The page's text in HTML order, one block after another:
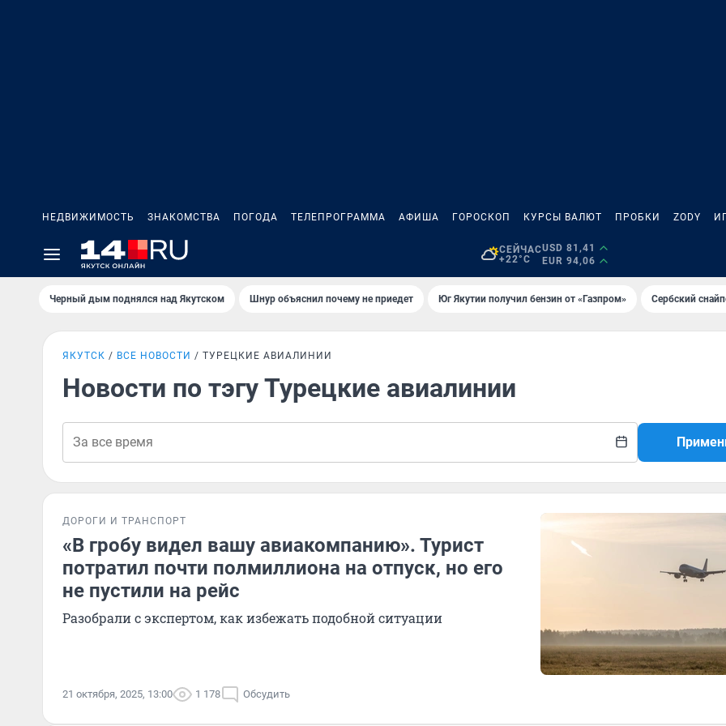
НЕДВИЖИМОСТЬ ЗНАКОМСТВА ПОГОДА ТЕЛЕПРОГРАММА АФИША ГОРОСКОП КУРСЫ ВАЛЮТ ПРОБКИ ZODY
СЕЙЧАС
+22°C
USD 81,41
EUR 94,06
Черный дым поднялся над Якутском Шнур объяснил почему не приедет Юг Якутии получил бензин от «Газпром» Сербский
ЯКУТСК ВСЕ НОВОСТИ ТУРЕЦКИЕ АВИАЛИНИИ
Новости по тэгу Турецкие авиалинии
ДОРОГИ И ТРАНСПОРТ
«В гробу видел вашу авиакомпанию». Турист
потратил почти полмиллиона на отпуск, но его
не пустили на рейс
Разобрали с экспертом, как избежать подобной ситуации
21 октября, 2025, 13:00 1 178 Обсудить